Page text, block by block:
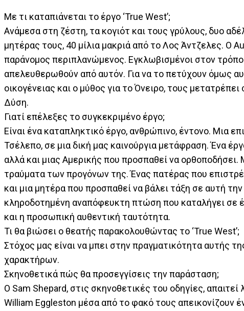
Με τι καταπιάνεται το έργο ‘True West’;
Ανάμεσα στη ζέστη, τα κογιότ και τους γρύλους, δυο
μητέρας τους, 40 μίλια μακριά από το Λος Άντζελες. Ο
παράνομος περιπλανώμενος. Εγκλωβισμένοι στον
απελευθερωθούν από αυτόν. Για να το πετύχουν όμως
οικογένειας και ο μύθος για το Όνειρο, τους
Δύση.
Γιατί επέλεξες το συγκεκριμένο έργο;
Είναι ένα καταπληκτικό έργο, ανθρώπινο, έντονο. Μια
Τσέλεπο, σε μια δική μας καινούργια μετάφραση. Ένα
αλλά και μιας Αμερικής που προσπαθεί να ορθοποδήσει.
τραύματα των προγόνων της. Ένας πατέρας που
και μια μητέρα που προσπαθεί να βάλει τάξη σε αυτή
κληροδοτημένη αναπόφευκτη πτώση που καταλήγει σε
και η προσωπική αυθεντική ταυτότητα.
Τι θα βιώσει ο θεατής παρακολουθώντας το ‘True West’;
Στόχος μας είναι να μπει στην πραγματικότητα αυτής
χαρακτήρων.
Σκηνοθετικά πώς θα προσεγγίσεις την παράσταση;
Ο Sam Shepard, στις σκηνοθετικές του οδηγίες,
William Eggleston μέσα από το φακό τους απεικονίζουν